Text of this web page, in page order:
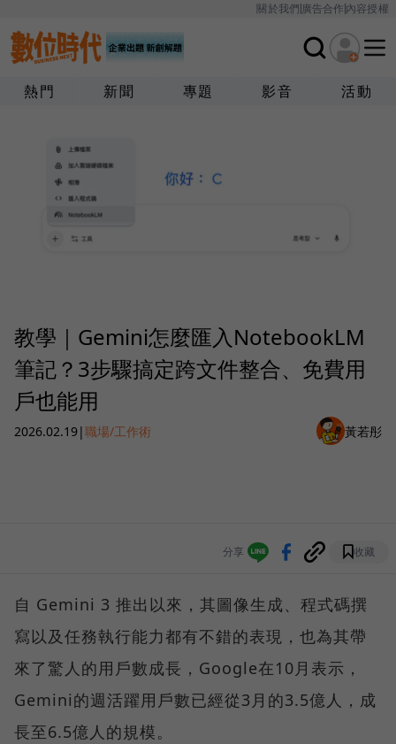
關於我們廣告合作內容授權
熱門 新聞 專題 影音 活動
教學｜Gemini怎麼匯入NotebookLM
筆記？3步驟搞定跨文件整合、免費用
戶也能用
2026.02.19|職場/工作術 黃若彤
分享 收藏
自 Gemini 3 推出以來，其圖像生成、程式碼撰
寫以及任務執行能力都有不錯的表現，也為其帶
來了驚人的用戶數成長，Google在10月表示，
Gemini的週活躍用戶數已經從3月的3.5億人，成
長至6.5億人的規模。